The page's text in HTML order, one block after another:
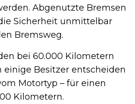
Abgenutzte Bremsen
Sicherheit unmittelbar
Bremsweg.
bei 60.000 Kilometern
einige Besitzer entscheiden
Motortyp – für einen
Kilometern.